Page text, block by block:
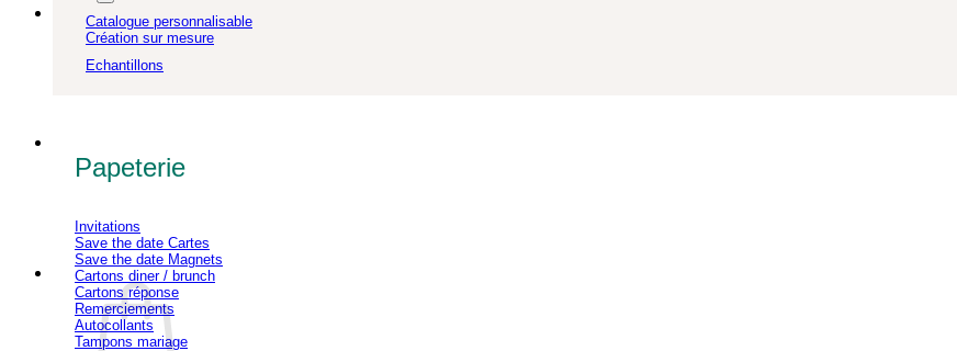
Catalogue personnalisable
Création sur mesure
Echantillons
Papeterie
Invitations
Save the date Cartes
Save the date Magnets
Cartons diner / brunch
Cartons réponse
Remerciements
Autocollants
Tampons mariage